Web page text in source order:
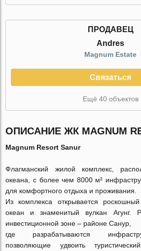
ПРОДАВЕЦ
Andres
Magnum Estate
Связаться
Ещё 40 объектов
ОПИСАНИЕ ЖК MAGNUM
Magnum Resort Sanur
Флагманский жилой комплекс,
океана, с более чем 8000 м²
для комфортного отдыха и проживания.
Из комплекса открывается
океан и знаменитый вулкан Агунг.
инвестиционной зоне – районе Санур,
где разрабатываются
позволяющие удвоить